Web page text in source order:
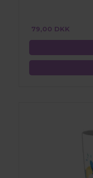
79,00 DKK